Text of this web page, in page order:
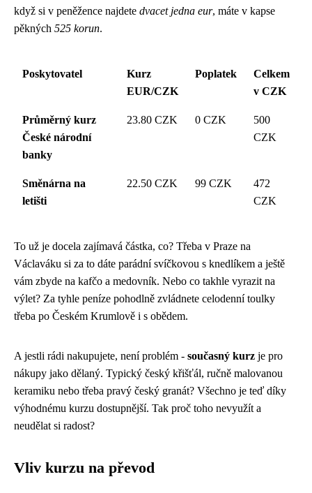
když si v peněžence najdete dvacet jedna eur, máte v kapse
pěkných 525 korun.
Poskytovatel
Kurz
EUR/CZK
Poplatek
Celkem
v CZK
Průměrný kurz
České národní
banky
23.80 CZK 0 CZK
500
CZK
Směnárna na
letišti
22.50 CZK 99 CZK
472
CZK
To už je docela zajímavá částka, co? Třeba v Praze na
Václaváku si za to dáte parádní svíčkovou s knedlíkem a ještě
vám zbyde na kafčo a medovník. Nebo co takhle vyrazit na
výlet? Za tyhle peníze pohodlně zvládnete celodenní toulky
třeba po Českém Krumlově i s obědem.
A jestli rádi nakupujete, není problém - současný kurz je pro
nákupy jako dělaný. Typický český křišťál, ručně malovanou
keramiku nebo třeba pravý český granát? Všechno je teď díky
výhodnému kurzu dostupnější. Tak proč toho nevyužít a
neudělat si radost?
Vliv kurzu na převod